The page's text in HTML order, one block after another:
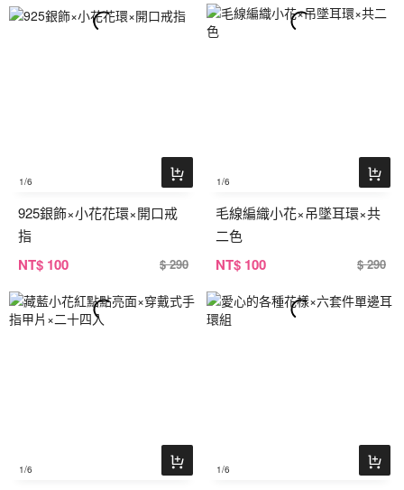
1/6
925銀飾×小花花環×開口戒
指
NT$ 100 $ 290
1/6
毛線編織小花×吊墜耳環×共
二色
NT$ 100 $ 290
1/6 1/6